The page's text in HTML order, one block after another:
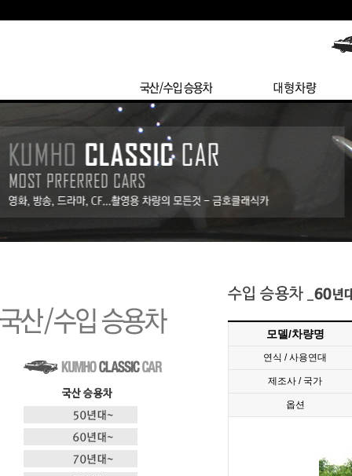
모델/차량명
연식 / 사용연대
제조사 / 국가
옵션